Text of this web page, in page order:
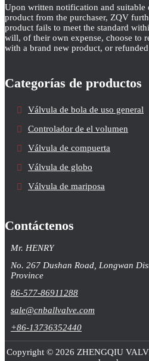
Upon written notification and suitable
product from the purchaser, ZQV
product fails to meet the standard
will, of their own expense, choose to
with a brand new product, or
Categorías de productos
Válvula de bola de uso general
Controlador de el volumen
Válvula de compuerta
Válvula de globo
Válvula de mariposa
Contáctenos
Mr. HENRY
No. 267 Dushan Road, Longwan
Province
86-577-86911288
sale@cnballvalve.com
+86-13736352440
Copyright © 2026 ZHENGQIU